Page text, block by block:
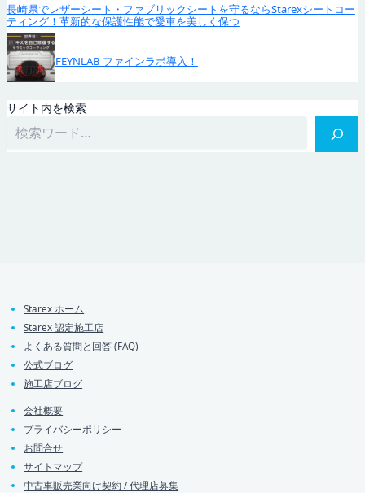
長崎県でレザーシート・ファブリックシートを守るならStarexシートコー
ティング！革新的な保護性能で愛車を美しく保つ
FEYNLAB ファインラボ導入！
サイト内を検索
Starex ホーム
Starex 認定施工店
よくある質問と回答 (FAQ)
公式ブログ
施工店ブログ
会社概要
プライバシーポリシー
お問合せ
サイトマップ
中古車販売業向け契約 / 代理店募集